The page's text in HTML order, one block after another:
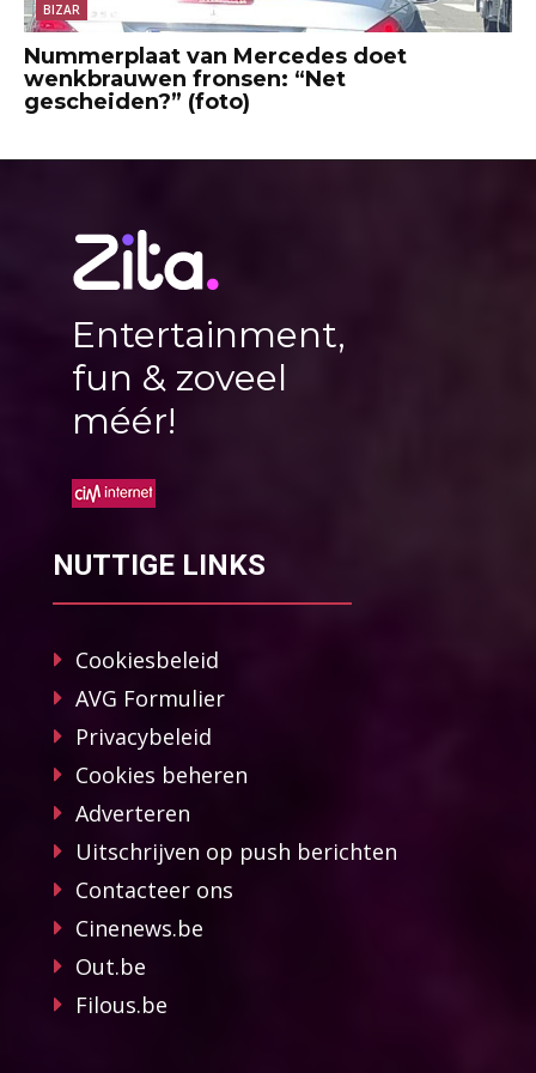
BIZAR
Nummerplaat van Mercedes doet
wenkbrauwen fronsen: “Net
gescheiden?” (foto)
Entertainment,
fun & zoveel
méér!
NUTTIGE LINKS
Cookiesbeleid
AVG Formulier
Privacybeleid
Cookies beheren
Adverteren
Uitschrijven op push berichten
Contacteer ons
Cinenews.be
Out.be
Filous.be